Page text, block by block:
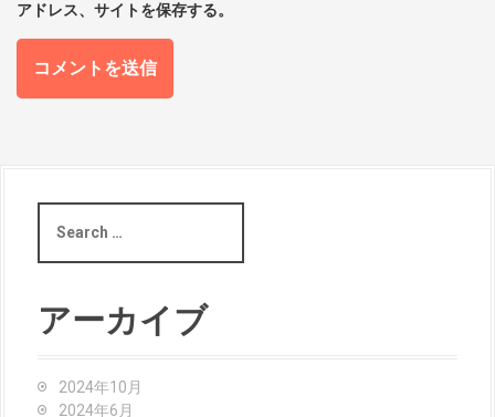
アドレス、サイトを保存する。
a
c
h
アーカイブ
2024年10月
2024年6月